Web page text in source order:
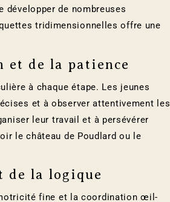
de nombreuses
tridimensionnelles offre une
et de la patience
à chaque étape. Les jeunes
et à observer attentivement les
leur travail et à persévérer
le château de Poudlard ou le
de la logique
fine et la coordination œil-